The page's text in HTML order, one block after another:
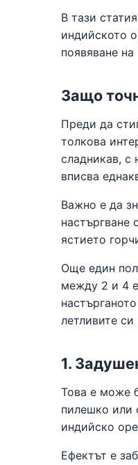
В тази
индийското
появяване на
Защо
Преди да
толкова
сладникав, с
вписва
Важно е да
настъргване
ястието
Още един
между 2 и 4
летливите си
1.
Това е може
пилешко или
индийско
Ефектът е